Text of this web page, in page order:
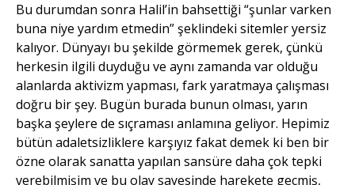
Bu durumdan sonra Halil’in bahsettiği “şunlar varken
buna niye yardım etmedin” şeklindeki sitemler yersiz
kalıyor. Dünyayı bu şekilde görmemek gerek, çünkü
herkesin ilgili duyduğu ve aynı zamanda var olduğu
alanlarda aktivizm yapması, fark yaratmaya çalışması
doğru bir şey. Bugün burada bunun olması, yarın
başka şeylere de sıçraması anlamına geliyor. Hepimiz
bütün adaletsizliklere karşıyız fakat demek ki ben bir
özne olarak sanatta yapılan sansüre daha çok tepki
verebilmişim ve bu olay sayesinde harekete geçmiş,